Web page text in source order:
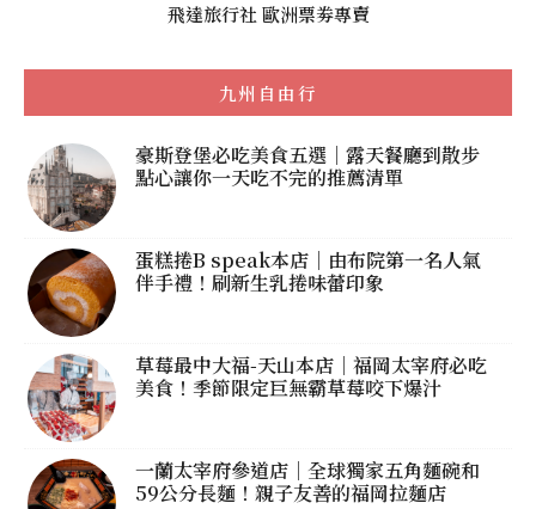
飛達旅行社 歐洲票劵專賣
九州自由行
豪斯登堡必吃美食五選｜露天餐廳到散步
點心讓你一天吃不完的推薦清單
蛋糕捲B speak本店｜由布院第一名人氣
伴手禮！刷新生乳捲味蕾印象
草莓最中大福-天山本店｜福岡太宰府必吃
美食！季節限定巨無霸草莓咬下爆汁
一蘭太宰府參道店｜全球獨家五角麵碗和
59公分長麵！親子友善的福岡拉麵店